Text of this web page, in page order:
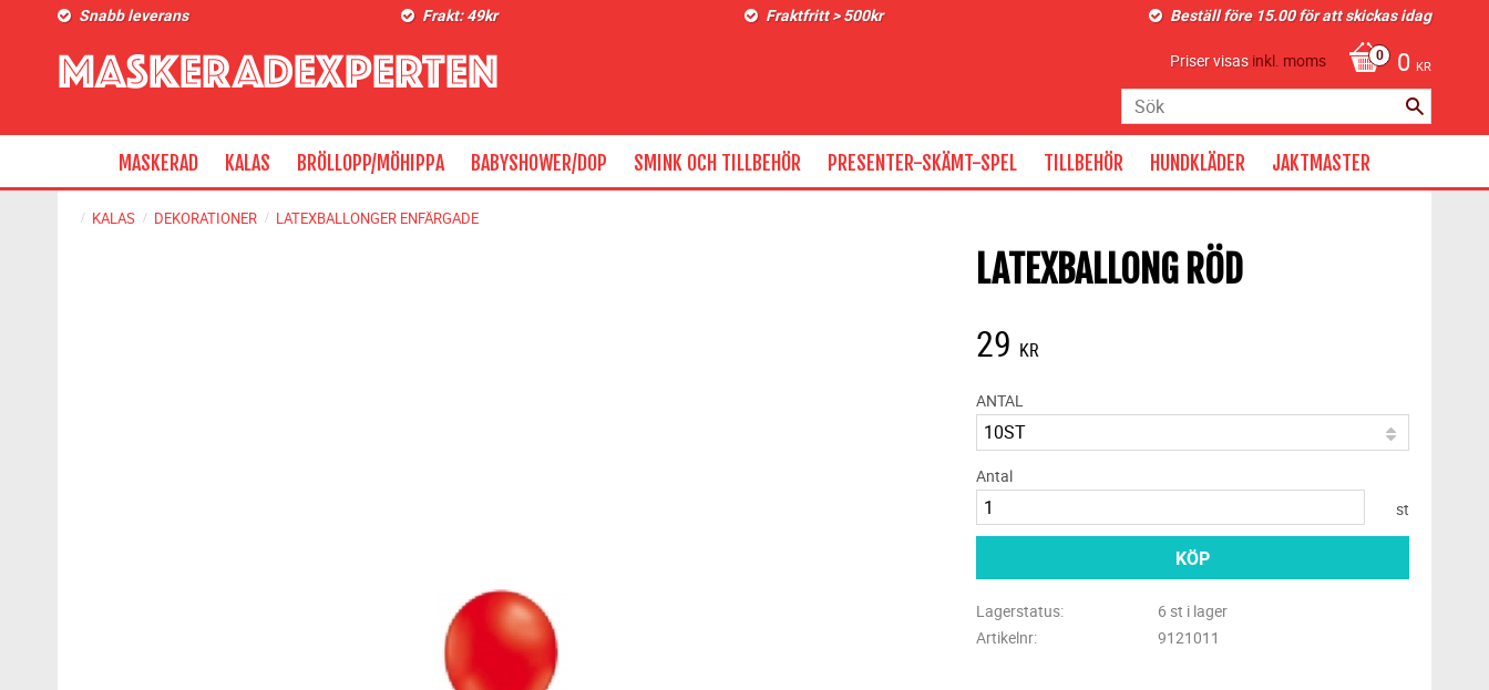
Snabb leverans Frakt: 49kr Fraktfritt > 500kr Beställ före 15.00 för att skickas idag
0 KR
Priser visasinkl. moms
MASKERAD KALAS BRÖLLOPP/MÖHIPPA BABYSHOWER/DOP SMINK OCH TILLBEHÖR PRESENTER-SKÄMT-SPEL TILLBEHÖR HUNDKLÄDER JAKTMASTER
KALAS DEKORATIONER LATEXBALLONGER ENFÄRGADE
LATEXBALLONG RÖD
29 KR
ANTAL
Antal
st
KÖP
Lagerstatus
6 st i lager
Artikelnr
9121011